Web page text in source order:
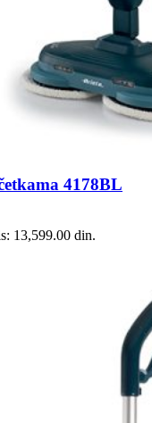
4178BL
13,599.00 din.